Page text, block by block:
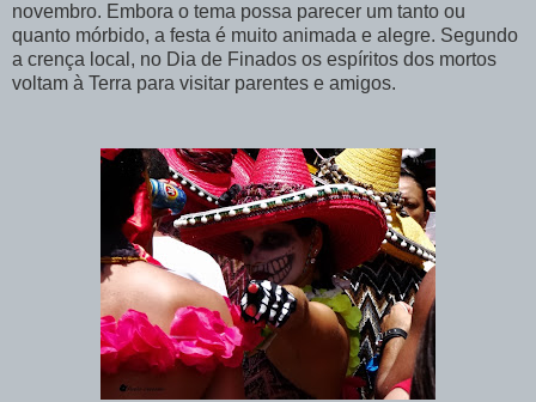
novembro. Embora o tema possa parecer um tanto ou
quanto mórbido, a festa é muito animada e alegre. Segundo
a crença local, no Dia de Finados os espíritos dos mortos
voltam à Terra para visitar parentes e amigos.